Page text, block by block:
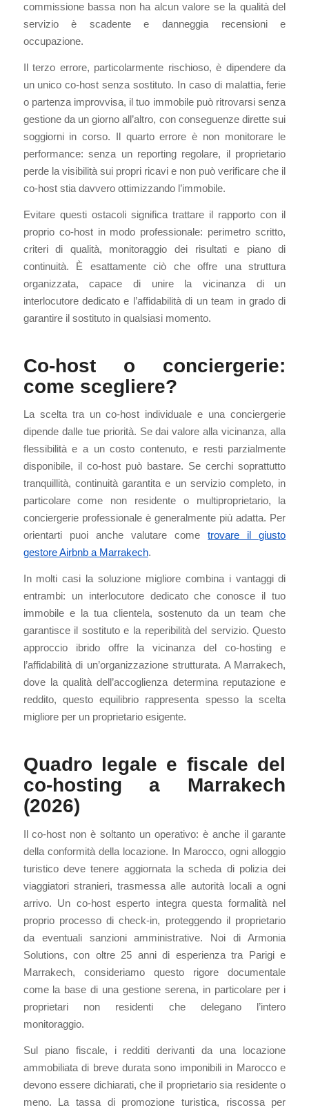
commissione bassa non ha alcun valore se la qualità del
servizio è scadente e danneggia recensioni e
occupazione.
Il terzo errore, particolarmente rischioso, è dipendere da
un unico co-host senza sostituto. In caso di malattia, ferie
o partenza improvvisa, il tuo immobile può ritrovarsi senza
gestione da un giorno all’altro, con conseguenze dirette sui
soggiorni in corso. Il quarto errore è non monitorare le
performance: senza un reporting regolare, il proprietario
perde la visibilità sui propri ricavi e non può verificare che il
co-host stia davvero ottimizzando l’immobile.
Evitare questi ostacoli significa trattare il rapporto con il
proprio co-host in modo professionale: perimetro scritto,
criteri di qualità, monitoraggio dei risultati e piano di
continuità. È esattamente ciò che offre una struttura
organizzata, capace di unire la vicinanza di un
interlocutore dedicato e l’affidabilità di un team in grado di
garantire il sostituto in qualsiasi momento.
Co-host o conciergerie:
come scegliere?
La scelta tra un co-host individuale e una conciergerie
dipende dalle tue priorità. Se dai valore alla vicinanza, alla
flessibilità e a un costo contenuto, e resti parzialmente
disponibile, il co-host può bastare. Se cerchi soprattutto
tranquillità, continuità garantita e un servizio completo, in
particolare come non residente o multiproprietario, la
conciergerie professionale è generalmente più adatta. Per
orientarti puoi anche valutare cometrovare il giusto
gestore Airbnb a Marrakech.
In molti casi la soluzione migliore combina i vantaggi di
entrambi: un interlocutore dedicato che conosce il tuo
immobile e la tua clientela, sostenuto da un team che
garantisce il sostituto e la reperibilità del servizio. Questo
approccio ibrido offre la vicinanza del co-hosting e
l’affidabilità di un’organizzazione strutturata. A Marrakech,
dove la qualità dell’accoglienza determina reputazione e
reddito, questo equilibrio rappresenta spesso la scelta
migliore per un proprietario esigente.
Quadro legale e fiscale del
co-hosting a Marrakech
(2026)
Il co-host non è soltanto un operativo: è anche il garante
della conformità della locazione. In Marocco, ogni alloggio
turistico deve tenere aggiornata la scheda di polizia dei
viaggiatori stranieri, trasmessa alle autorità locali a ogni
arrivo. Un co-host esperto integra questa formalità nel
proprio processo di check-in, proteggendo il proprietario
da eventuali sanzioni amministrative. Noi di Armonia
Solutions, con oltre 25 anni di esperienza tra Parigi e
Marrakech, consideriamo questo rigore documentale
come la base di una gestione serena, in particolare per i
proprietari non residenti che delegano l’intero
monitoraggio.
Sul piano fiscale, i redditi derivanti da una locazione
ammobiliata di breve durata sono imponibili in Marocco e
devono essere dichiarati, che il proprietario sia residente o
meno. La tassa di promozione turistica, riscossa per